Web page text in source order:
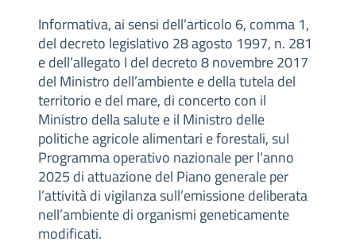
Informativa, ai sensi dell’articolo 6, comma 1,
del decreto legislativo 28 agosto 1997, n. 281
e dell’allegato I del decreto 8 novembre 2017
del Ministro dell’ambiente e della tutela del
territorio e del mare, di concerto con il
Ministro della salute e il Ministro delle
politiche agricole alimentari e forestali, sul
Programma operativo nazionale per l’anno
2025 di attuazione del Piano generale per
l’attività di vigilanza sull’emissione deliberata
nell’ambiente di organismi geneticamente
modificati.